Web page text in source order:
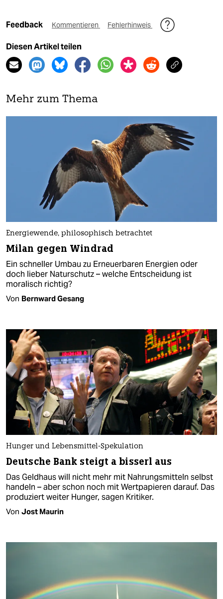
Feedback Kommentieren Fehlerhinweis
Diesen Artikel teilen
Mehr zum Thema
Energiewende, philosophisch betrachtet
Milan gegen Windrad
Ein schneller Umbau zu Erneuerbaren Energien oder
doch lieber Naturschutz – welche Entscheidung ist
moralisch richtig?
Von Bernward Gesang
Hunger und Lebensmittel-Spekulation
Deutsche Bank steigt a bisserl aus
Das Geldhaus will nicht mehr mit Nahrungsmitteln selbst
handeln – aber schon noch mit Wertpapieren darauf. Das
produziert weiter Hunger, sagen Kritiker.
Von Jost Maurin